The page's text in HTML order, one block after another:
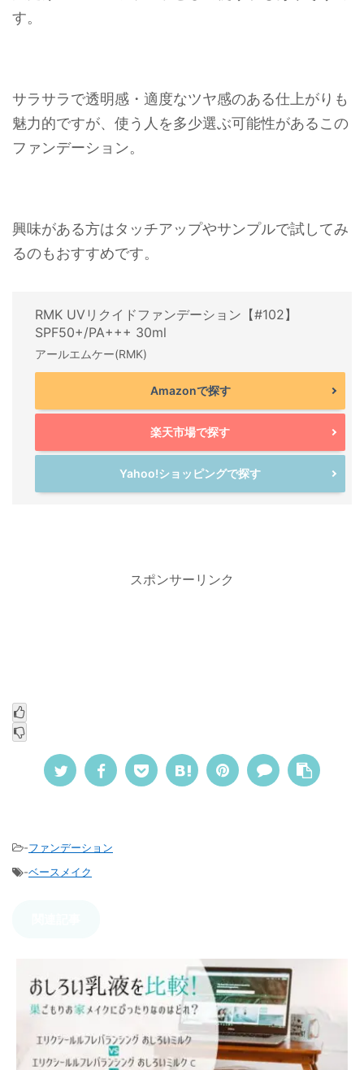
す。
サラサラで透明感・適度なツヤ感のある仕上がりも
魅力的ですが、使う人を多少選ぶ可能性があるこの
ファンデーション。
興味がある方はタッチアップやサンプルで試してみ
るのもおすすめです。
RMK UVリクイドファンデーション【#102】
SPF50+/PA+++ 30ml
アールエムケー(RMK)
Amazonで探す
楽天市場で探す
Yahoo!ショッピングで探す
スポンサーリンク
-ファンデーション
-ベースメイク